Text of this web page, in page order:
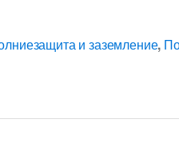
и заземление,